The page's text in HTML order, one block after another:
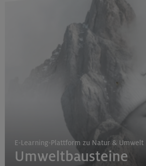
E-Learning-Plattform zu Natur & Umwelt
Umweltbausteine